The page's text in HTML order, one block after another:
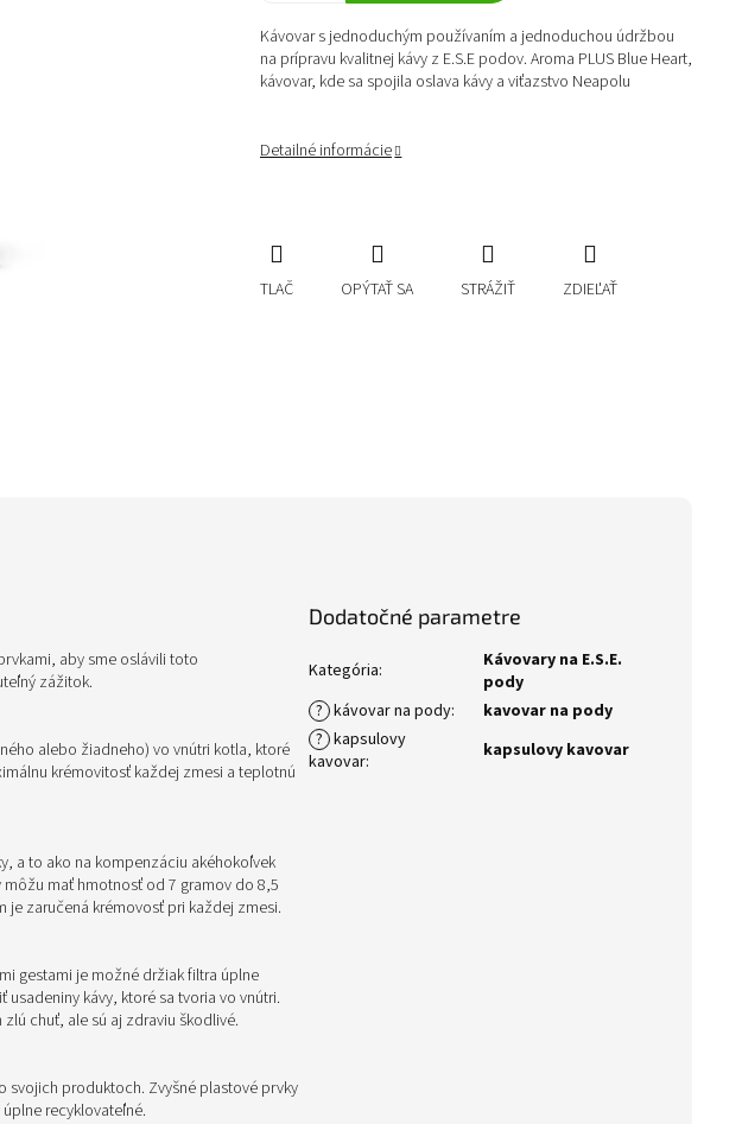
Kávovar s jednoduchým používaním a jednoduchou údržbou
na prípravu kvalitnej kávy z E.S.E podov. Aroma PLUS Blue Heart,
kávovar, kde sa spojila oslava kávy a viťazstvo Neapolu
Detailné informácie
TLAČ OPÝTAŤ SA STRÁŽIŤ ZDIEĽAŤ
aby sme oslávili toto
zážitok.
alebo žiadneho) vo vnútri kotla, ktoré
krémovitosť každej zmesi a teplotnú
a to ako na kompenzáciu akéhokoľvek
mať hmotnosť od 7 gramov do 8,5
zaručená krémovosť pri každej zmesi.
gestami je možné držiak filtra úplne
kávy, ktoré sa tvoria vo vnútri.
chuť, ale sú aj zdraviu škodlivé.
svojich produktoch. Zvyšné plastové prvky
recyklovateľné.
Dodatočné parametre
Kategória:
Kávovary na E.S.E.
pody
? kávovar na pody:
kavovar na pody
? kapsulovy
kavovar: kapsulovy kavovar